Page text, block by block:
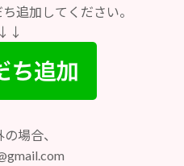
追加してください。
場合、